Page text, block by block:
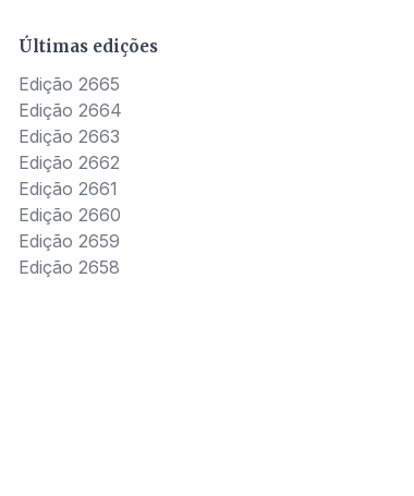
Últimas edições
Edição 2665
Edição 2664
Edição 2663
Edição 2662
Edição 2661
Edição 2660
Edição 2659
Edição 2658